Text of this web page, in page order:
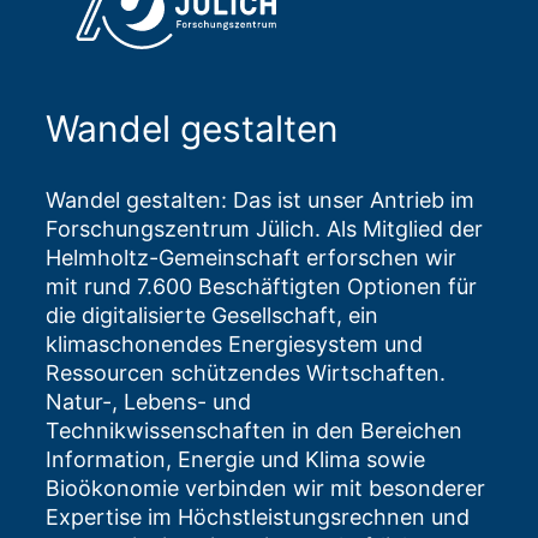
Wandel gestalten
Wandel gestalten: Das ist unser Antrieb im
Forschungszentrum Jülich. Als Mitglied der
Helmholtz-Gemeinschaft erforschen wir
mit rund 7.600 Beschäftigten Optionen für
die digitalisierte Gesellschaft, ein
klimaschonendes Energiesystem und
Ressourcen schützendes Wirtschaften.
Natur-, Lebens- und
Technikwissenschaften in den Bereichen
Information, Energie und Klima sowie
Bioökonomie verbinden wir mit besonderer
Expertise im Höchstleistungsrechnen und